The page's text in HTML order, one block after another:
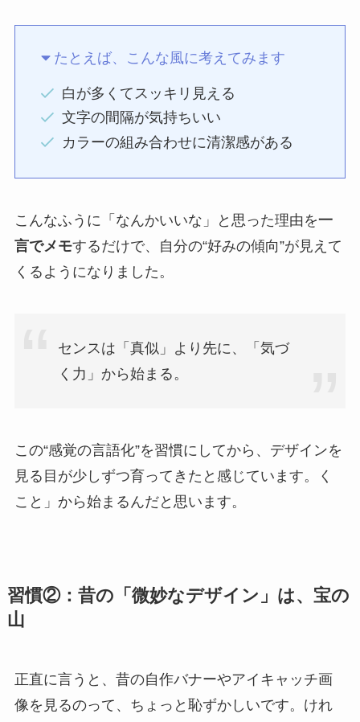
たとえば、こんな風に考えてみます
白が多くてスッキリ見える
文字の間隔が気持ちいい
カラーの組み合わせに清潔感がある
こんなふうに「なんかいいな」と思った理由を一
言でメモするだけで、自分の“好みの傾向”が見えて
くるようになりました。
センスは「真似」より先に、「気づ
く力」から始まる。
この“感覚の言語化”を習慣にしてから、デザインを
見る目が少しずつ育ってきたと感じています。く
こと」から始まるんだと思います。
習慣②：昔の「微妙なデザイン」は、宝の
山
正直に言うと、昔の自作バナーやアイキャッチ画
像を見るのって、ちょっと恥ずかしいです。けれ